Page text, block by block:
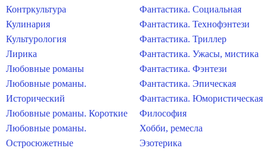
Контркультура
Кулинария
Культурология
Лирика
Любовные романы
Любовные романы.
Исторический
Любовные романы. Короткие
Любовные романы.
Остросюжетные
Фантастика. Социальная
Фантастика. Технофэнтези
Фантастика. Триллер
Фантастика. Ужасы, мистика
Фантастика. Фэнтези
Фантастика. Эпическая
Фантастика. Юмористическая
Философия
Хобби, ремесла
Эзотерика